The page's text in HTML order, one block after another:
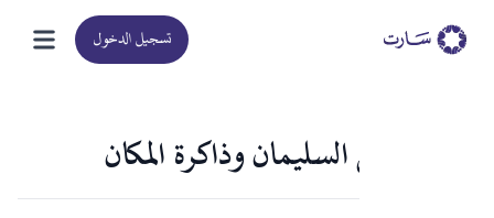
تسجيل الدخول
عبد الرحمن السليمان وذاكرة المكان